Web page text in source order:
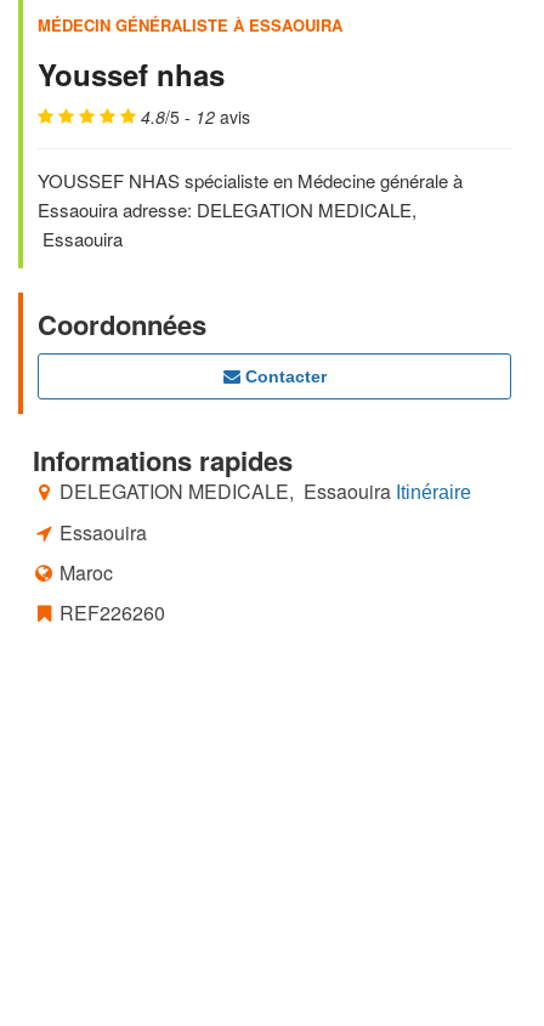
MÉDECIN GÉNÉRALISTE À ESSAOUIRA
Youssef nhas
4.8/5 - 12 avis
YOUSSEF NHAS spécialiste en Médecine générale à
Essaouira adresse: DELEGATION MEDICALE,
Essaouira
Coordonnées
Contacter
Informations rapides
DELEGATION MEDICALE, Essaouira Itinéraire
Essaouira
Maroc
REF226260